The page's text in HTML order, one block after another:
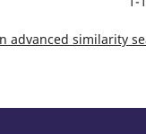
advanced similarity